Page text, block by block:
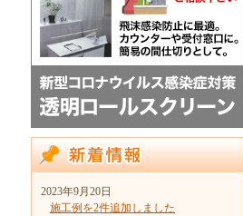
2023年9月20日
施工例を2件追加しました